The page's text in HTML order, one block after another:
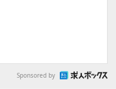
Sponsored by